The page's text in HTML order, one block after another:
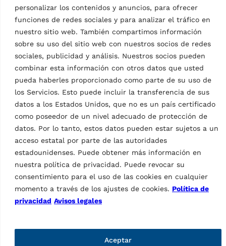
personalizar los contenidos y anuncios, para ofrecer
funciones de redes sociales y para analizar el tráfico en
nuestro sitio web. También compartimos información
sobre su uso del sitio web con nuestros socios de redes
sociales, publicidad y análisis. Nuestros socios pueden
combinar esta información con otros datos que usted
pueda haberles proporcionado como parte de su uso de
los Servicios. Esto puede incluir la transferencia de sus
datos a los Estados Unidos, que no es un país certificado
como poseedor de un nivel adecuado de protección de
datos. Por lo tanto, estos datos pueden estar sujetos a un
acceso estatal por parte de las autoridades
estadounidenses. Puede obtener más información en
nuestra política de privacidad. Puede revocar su
consentimiento para el uso de las cookies en cualquier
momento a través de los ajustes de cookies. Política de
privacidad Avisos legales
Aceptar
(2)2 products
Ravaglioli, marca del grupo Vehicle Service Group (VSG), es
el principal fabricante europeo de elevadores para todo
tipo de vehículo, equipos para neumatiqeuros y
diagnósticos (frenometros, ITV y alineación de ruedas).
Información
Empresa
Contacto
Asistencia técnica
Web Order
Inicio de sesión de Marketing
Páginas
Política de privacidad
Avisos legales